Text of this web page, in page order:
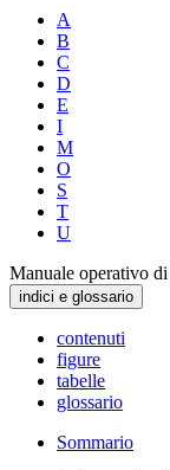
A
B
C
D
E
I
M
O
S
T
U
Manuale operativo di
indici e glossario
contenuti
figure
tabelle
glossario
Sommario